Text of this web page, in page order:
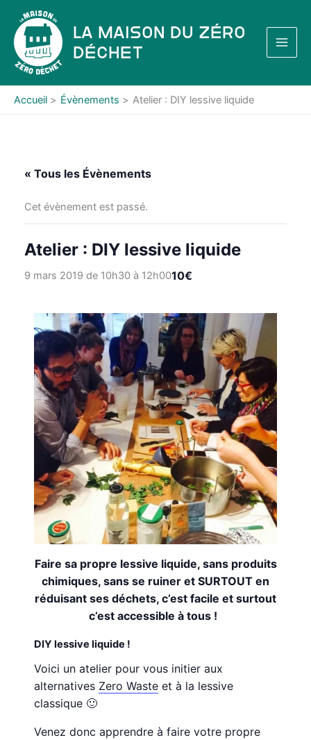
contenu
La Maison du Zéro
Déchet
Accueil Évènements Atelier : DIY lessive liquide
« Tous les Évènements
Cet évènement est passé.
Atelier : DIY lessive liquide
9 mars 2019 de 10h30à 12h0010€
Faire sa propre lessive liquide, sans produits
chimiques, sans se ruiner et SURTOUT en
réduisant ses déchets, c’est facile et surtout
c’est accessible à tous !
DIY lessive liquide !
Voici un atelier pour vous initier aux
alternatives Zero Waste et à la lessive
classique 🙂
Venez donc apprendre à faire votre propre